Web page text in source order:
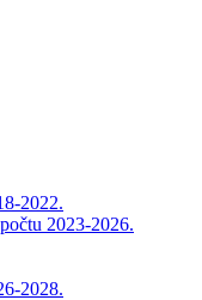
2022.
2023-2026.
2028.